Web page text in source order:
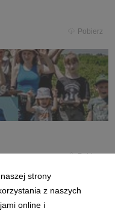
Pobierz
Pobierz
strony
z naszych
online i